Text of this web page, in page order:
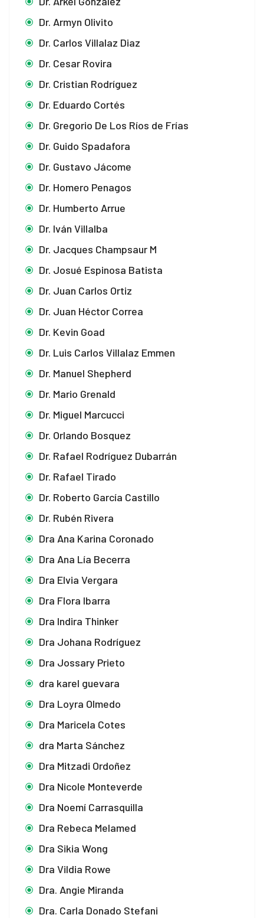
Dr. Armyn Olivito
Dr. Carlos Villalaz Diaz
Dr. Cesar Rovira
Dr. Cristian Rodríguez
Dr. Eduardo Cortés
Dr. Gregorio De Los Ríos de Frías
Dr. Guido Spadafora
Dr. Gustavo Jácome
Dr. Homero Penagos
Dr. Humberto Arrue
Dr. Iván Villalba
Dr. Jacques Champsaur M
Dr. Josué Espinosa Batista
Dr. Juan Carlos Ortiz
Dr. Juan Héctor Correa
Dr. Kevin Goad
Dr. Luis Carlos Villalaz Emmen
Dr. Manuel Shepherd
Dr. Mario Grenald
Dr. Miguel Marcucci
Dr. Orlando Bosquez
Dr. Rafael Rodríguez Dubarrán
Dr. Rafael Tirado
Dr. Roberto García Castillo
Dr. Rubén Rivera
Dra Ana Karina Coronado
Dra Ana Lía Becerra
Dra Elvia Vergara
Dra Flora Ibarra
Dra Indira Thinker
Dra Johana Rodríguez
Dra Jossary Prieto
dra karel guevara
Dra Loyra Olmedo
Dra Maricela Cotes
dra Marta Sánchez
Dra Mitzadi Ordoñez
Dra Nicole Monteverde
Dra Noemí Carrasquilla
Dra Rebeca Melamed
Dra Sikia Wong
Dra Vildia Rowe
Dra. Angie Miranda
Dra. Carla Donado Stefani